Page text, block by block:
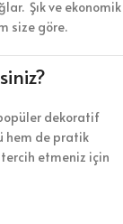
Şık ve ekonomik
size göre.
dekoratif
hem de pratik
etmeniz için